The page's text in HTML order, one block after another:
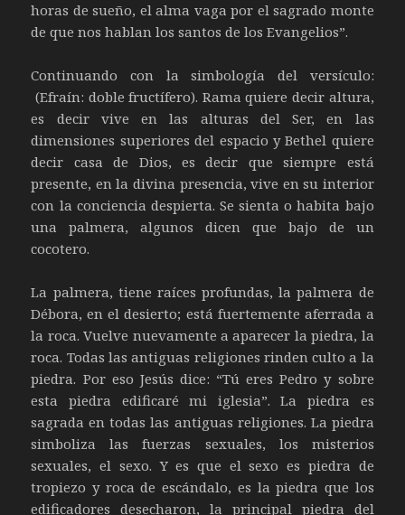
horas de sueño, el alma vaga por el sagrado monte
de que nos hablan los santos de los Evangelios”.
Continuando con la simbología del versículo:
(Efraín: doble fructífero). Rama quiere decir altura,
es decir vive en las alturas del Ser, en las
dimensiones superiores del espacio y Bethel quiere
decir casa de Dios, es decir que siempre está
presente, en la divina presencia, vive en su interior
con la conciencia despierta. Se sienta o habita bajo
una palmera, algunos dicen que bajo de un
cocotero.
La palmera, tiene raíces profundas, la palmera de
Débora, en el desierto; está fuertemente aferrada a
la roca. Vuelve nuevamente a aparecer la piedra, la
roca. Todas las antiguas religiones rinden culto a la
piedra. Por eso Jesús dice: “Tú eres Pedro y sobre
esta piedra edificaré mi iglesia”. La piedra es
sagrada en todas las antiguas religiones. La piedra
simboliza las fuerzas sexuales, los misterios
sexuales, el sexo. Y es que el sexo es piedra de
tropiezo y roca de escándalo, es la piedra que los
edificadores desecharon, la principal piedra del